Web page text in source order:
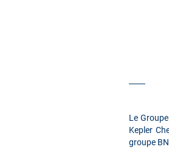
Le
Kepler
groupe